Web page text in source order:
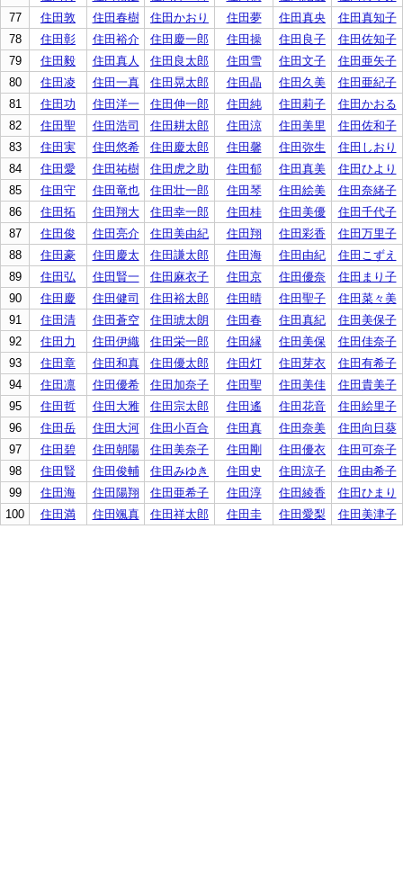
77
住田敦 住田春樹 住田かおり 住田夢 住田真央
住田真知子
78
住田彰 住田裕介 住田慶一郎 住田操 住田良子
住田佐知子
79
住田毅 住田真人 住田良太郎 住田雪 住田文子
住田亜矢子
80
住田凌 住田一真 住田晃太郎 住田晶 住田久美
住田亜紀子
81
住田功 住田洋一 住田伸一郎 住田純 住田莉子
住田かおる
82
住田聖 住田浩司 住田耕太郎 住田涼 住田美里
住田佐和子
83
住田実 住田悠希 住田慶太郎 住田馨 住田弥生
住田しおり
84
住田愛 住田祐樹 住田虎之助 住田郁 住田真美
住田ひより
85
住田守 住田竜也 住田壮一郎 住田琴 住田絵美
住田奈緒子
86
住田拓 住田翔大 住田幸一郎 住田桂 住田美優
住田千代子
87
住田俊 住田亮介 住田美由紀 住田翔 住田彩香
住田万里子
88
住田豪 住田慶太 住田謙太郎 住田海 住田由紀
住田こずえ
89
住田弘 住田賢一 住田麻衣子 住田京 住田優奈
住田まり子
90
住田慶 住田健司 住田裕太郎 住田晴 住田聖子
住田菜々美
91
住田清 住田蒼空 住田琥太朗 住田春 住田真紀
住田美保子
92
住田力 住田伊織 住田栄一郎 住田縁 住田美保
住田佳奈子
93
住田章 住田和真 住田優太郎 住田灯 住田芽衣
住田有希子
94
住田凛 住田優希 住田加奈子 住田聖 住田美佳
住田貴美子
95
住田哲 住田大雅 住田宗太郎 住田遙 住田花音
住田絵里子
96
住田岳 住田大河 住田小百合 住田真 住田奈美
住田向日葵
97
住田碧 住田朝陽 住田美奈子 住田剛 住田優衣
住田可奈子
98
住田賢 住田俊輔 住田みゆき 住田史 住田涼子
住田由希子
99
住田海 住田陽翔 住田亜希子 住田淳 住田綾香
住田ひまり
100
住田満 住田颯真 住田祥太郎 住田圭 住田愛梨 住田美津子